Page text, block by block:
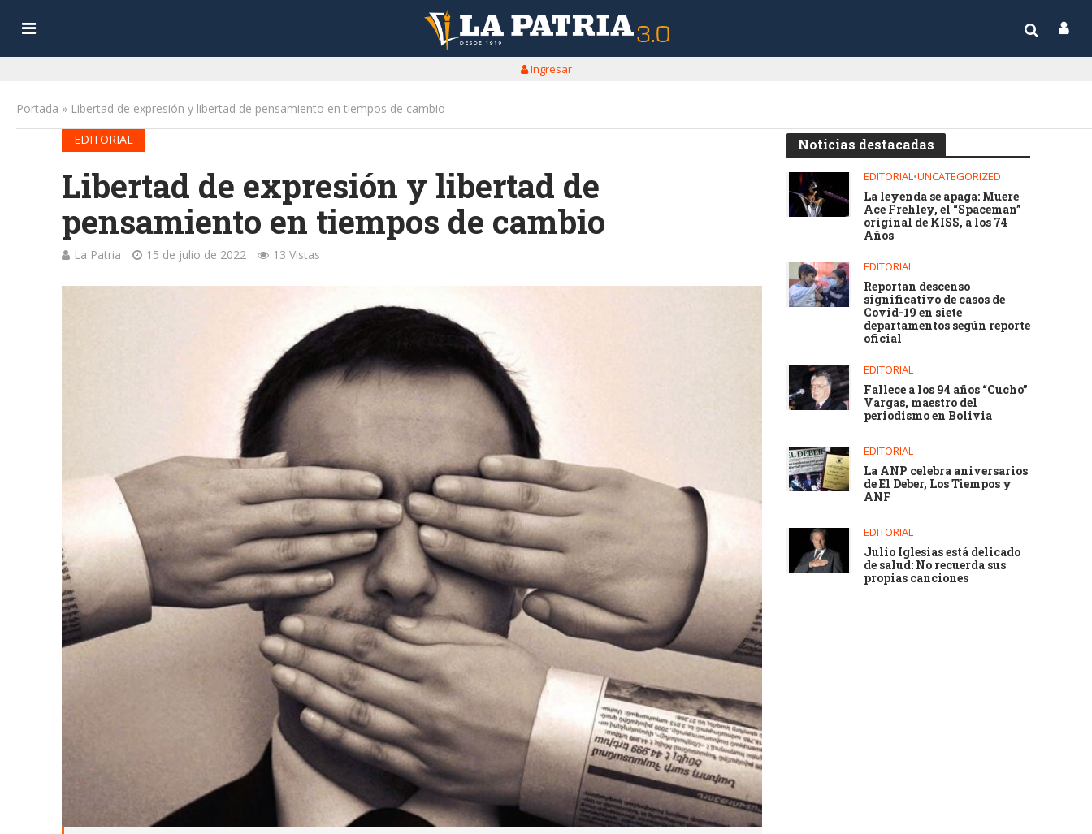
Ingresar
Portada » Libertad de expresión y libertad de pensamiento en tiempos de cambio
EDITORIAL
Libertad de expresión y libertad de
pensamiento en tiempos de cambio
La Patria 15 de julio de 2022 13 Vistas
Noticias destacadas
EDITORIAL•UNCATEGORIZED
La leyenda se apaga: Muere
Ace Frehley, el “Spaceman”
original de KISS, a los 74
Años
EDITORIAL
Reportan descenso
significativo de casos de
Covid-19 en siete
departamentos según reporte
oficial
EDITORIAL
Fallece a los 94 años “Cucho”
Vargas, maestro del
periodismo en Bolivia
EDITORIAL
La ANP celebra aniversarios
de El Deber, Los Tiempos y
ANF
EDITORIAL
Julio Iglesias está delicado
de salud: No recuerda sus
propias canciones